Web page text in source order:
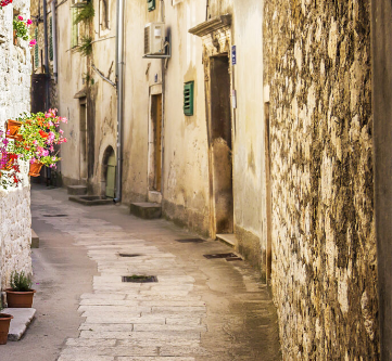
Kopli
Tallinna
Türisalu
Paldiski
Ääsmäki